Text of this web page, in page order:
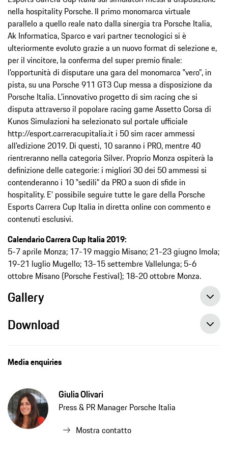
nella hospitality Porsche. Il primo monomarca virtuale
parallelo a quello reale nato dalla sinergia tra Porsche Italia,
Ak Informatica, Sparco e vari partner tecnologici si è
ulteriormente evoluto grazie a un nuovo format di selezione e,
per il vincitore, la conferma del super premio finale:
l'opportunità di disputare una gara del monomarca ‟vero”, in
pista, su una Porsche 911 GT3 Cup messa a disposizione da
Porsche Italia. L'innovativo progetto di sim racing che si
disputa attraverso il popolare racing game Assetto Corsa di
Kunos Simulazioni ha selezionato sul portale ufficiale
http://esport.carreracupitalia.it i 50 sim racer ammessi
all'edizione 2019. Di questi, 10 saranno i PRO, mentre 40
rientreranno nella categoria Silver. Proprio Monza ospiterà la
definizione delle categorie: i migliori 30 dei 50 ammessi si
contenderanno i 10 ‟sedili” da PRO a suon di sfide in
hospitality. E' possibile seguire tutte le gare della Porsche
Esports Carrera Cup Italia in diretta online con commento e
contenuti esclusivi.
Calendario Carrera Cup Italia 2019:
5-7 aprile Monza; 17-19 maggio Misano; 21-23 giugno Imola;
19-21 luglio Mugello; 13-15 settembre Vallelunga; 5-6
ottobre Misano (Porsche Festival); 18-20 ottobre Monza.
Gallery
Download
Media enquiries
Giulia Olivari
Press & PR Manager Porsche Italia
Mostra contatto